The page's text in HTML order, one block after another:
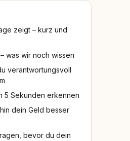
zeigt – kurz und
was wir noch wissen
verantwortungsvoll
5 Sekunden erkennen
dein Geld besser
bevor du dein